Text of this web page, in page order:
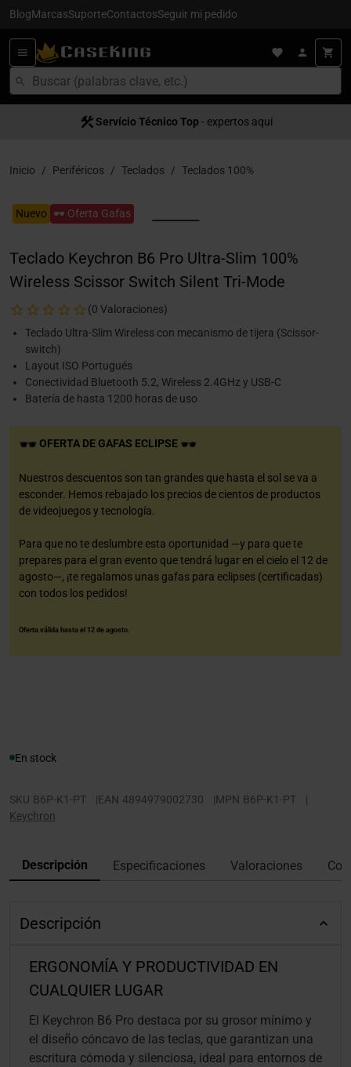
BlogMarcasSuporteContactosSeguir mi pedido
Servício Técnico Top - expertos aquí
Inicio Periféricos Teclados Teclados 100%
Nuevo 🕶️ Oferta Gafas
Teclado Keychron B6 Pro Ultra-Slim 100%
Wireless Scissor Switch Silent Tri-Mode
(0 Valoraciones)
Teclado Ultra-Slim Wireless con mecanismo de tijera (Scissor-
switch)
Layout ISO Portugués
Conectividad Bluetooth 5.2, Wireless 2.4GHz y USB-C
Batería de hasta 1200 horas de uso
OFERTA DE GAFAS ECLIPSE
Nuestros descuentos son tan grandes que hasta el sol se va a
esconder. Hemos rebajado los precios de cientos de productos
de videojuegos y tecnología.
Para que no te deslumbre esta oportunidad —y para que te
prepares para el gran evento que tendrá lugar en el cielo el 12 de
agosto—, ¡te regalamos unas gafas para eclipses (certificadas)
con todos los pedidos!
Oferta válida hasta el 12 de agosto.
En stock
SKU B6P-K1-PT |EAN 4894979002730 |MPN B6P-K1-PT
|
Keychron
Descripción Especificaciones Valoraciones
Descripción
ERGONOMÍA Y PRODUCTIVIDAD EN
CUALQUIER LUGAR
El Keychron B6 Pro destaca por su grosor mínimo y
el diseño cóncavo de las teclas, que garantizan una
escritura cómoda y silenciosa, ideal para entornos de